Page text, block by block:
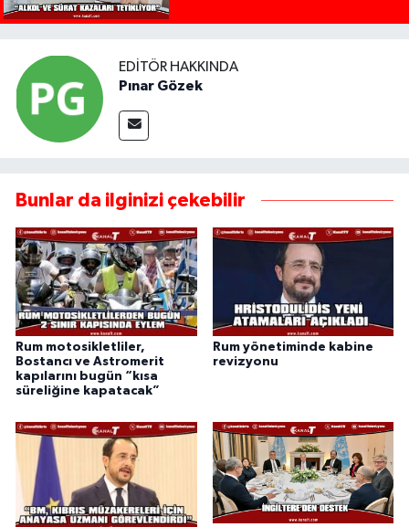
EDITÖR HAKKINDA
Pınar Gözek
Bunlar da ilginizi çekebilir
Rum motosikletliler,
Bostancı ve Astromerit
kapılarını bugün “kısa
süreliğine kapatacak”
Rum yönetiminde kabine
revizyonu